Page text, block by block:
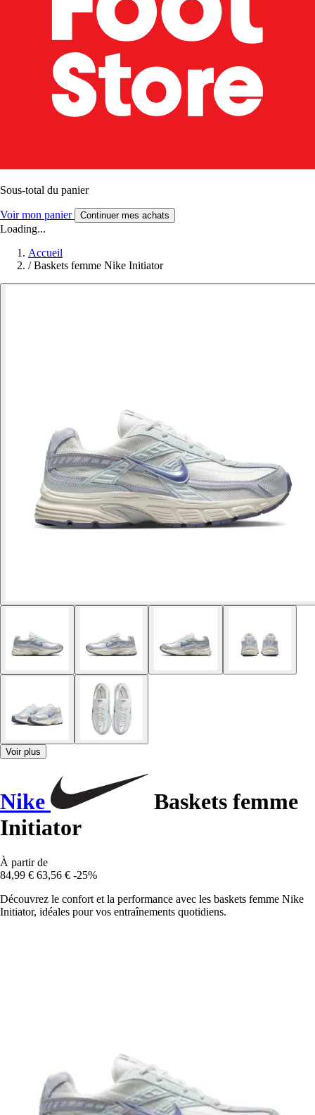
Sous-total du panier
Voir mon panier Continuer mes achats
Loading...
Accueil
/ Baskets femme Nike Initiator
Voir plus
Nike
Baskets femme
Initiator
À partir de
84,99 € 63,56 € -25%
Découvrez le confort et la performance avec les baskets femme Nike
Initiator, idéales pour vos entraînements quotidiens.